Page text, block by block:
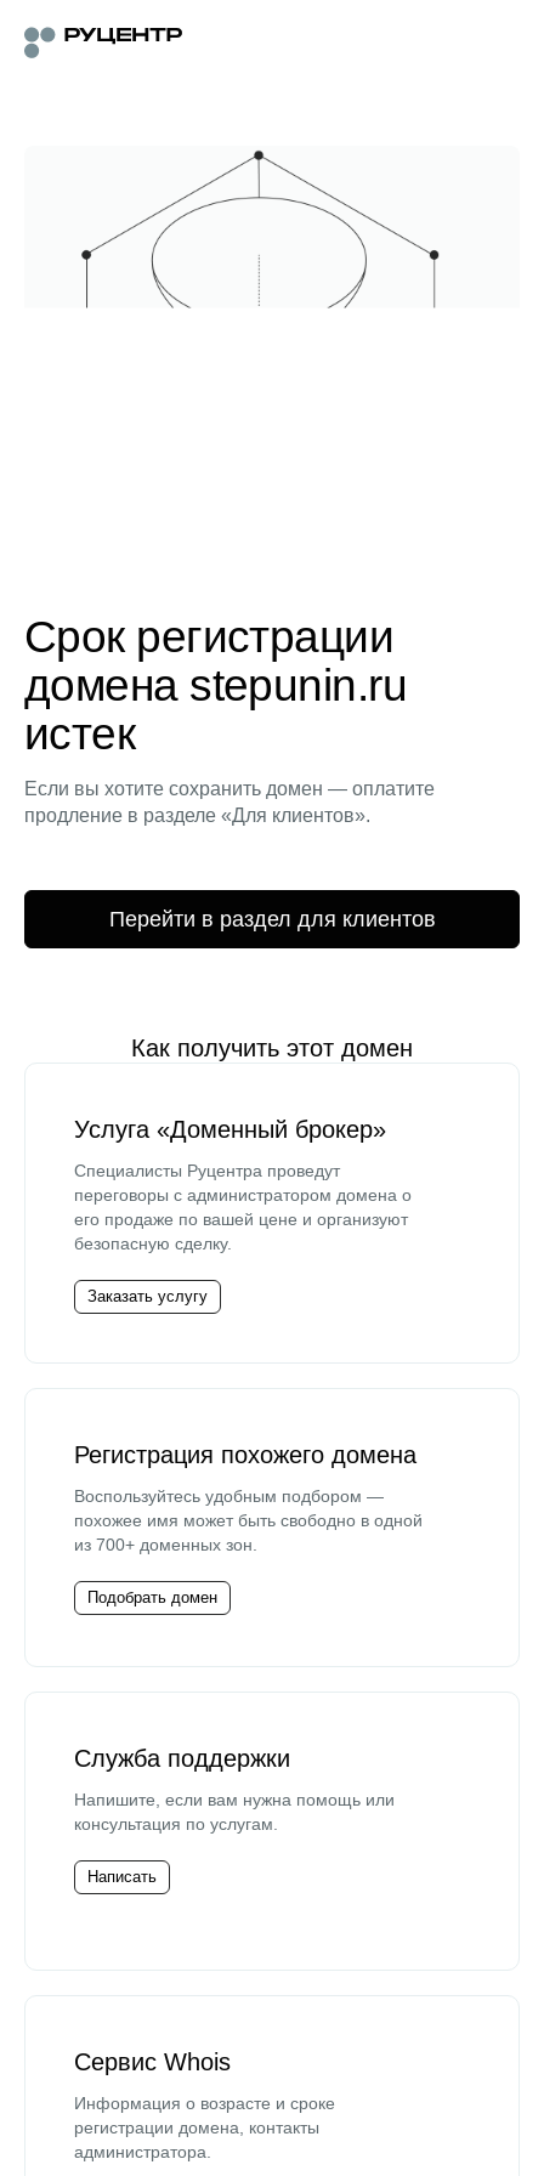
Срок регистрации
домена stepunin.ru
истек
Если вы хотите сохранить домен — оплатите
продление в разделе «Для клиентов».
Перейти в раздел для клиентов
Как получить этот домен
Услуга «Доменный брокер»
Специалисты Руцентра проведут
переговоры с администратором домена о
его продаже по вашей цене и организуют
безопасную сделку.
Заказать услугу
Регистрация похожего домена
Воспользуйтесь удобным подбором —
похожее имя может быть свободно в одной
из 700+ доменных зон.
Подобрать домен
Служба поддержки
Напишите, если вам нужна помощь или
консультация по услугам.
Написать
Сервис Whois
Информация о возрасте и сроке
регистрации домена, контакты
администратора.